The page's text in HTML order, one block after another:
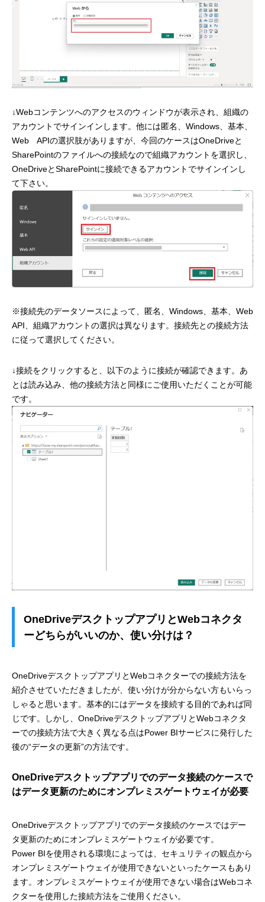
↓Webコンテンツへのアクセスのウィンドウが表示され、組織の
アカウントでサインインします。他には匿名、Windows、基本、
Web APIの選択肢がありますが、今回のケースはOneDriveと
SharePointのファイルへの接続なので組織アカウントを選択し、
OneDriveとSharePointに接続できるアカウントでサインインし
て下さい。
※接続先のデータソースによって、匿名、Windows、基本、Web
API、組織アカウントの選択は異なります。接続先との接続方法
に従って選択してください。
↓接続をクリックすると、以下のように接続が確認できます。あ
とは読み込み、他の接続方法と同様にご使用いただくことが可能
です。
OneDriveデスクトップアプリとWebコネクタ
ーどちらがいいのか、使い分けは？
OneDriveデスクトップアプリとWebコネクターでの接続方法を
紹介させていただきましたが、使い分けが分からない方もいらっ
しゃると思います。基本的にはデータを接続する目的であれば同
じです。しかし、OneDriveデスクトップアプリとWebコネクタ
ーでの接続方法で大きく異なる点はPower BIサービスに発行した
後の“データの更新”の方法です。
OneDriveデスクトップアプリでのデータ接続のケースで
はデータ更新のためにオンプレミスゲートウェイが必要
OneDriveデスクトップアプリでのデータ接続のケースではデー
タ更新のためにオンプレミスゲートウェイが必要です。
Power BIを使用される環境によっては、セキュリティの観点から
オンプレミスゲートウェイが使用できないといったケースもあり
ます。オンプレミスゲートウェイが使用できない場合はWebコネ
クターを使用した接続方法をご使用ください。